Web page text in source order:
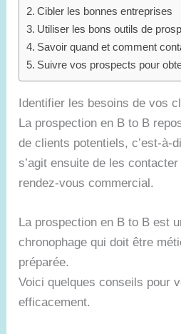
Cibler les bonnes entreprises
Utiliser les bons outils de
Savoir quand et comment
Suivre vos prospects pour
Identifier les besoins de vos
La prospection en B to B
de clients potentiels, c’est-à-
s’agit ensuite de les
rendez-vous commercial.
La prospection en B to B est
chronophage qui doit être
préparée.
Voici quelques conseils pour
efficacement.